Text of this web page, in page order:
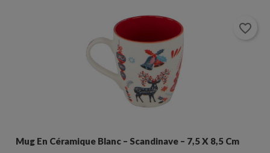
Mug En Céramique Blanc – Scandinave – 7,5 X 8,5 Cm
favorite_border